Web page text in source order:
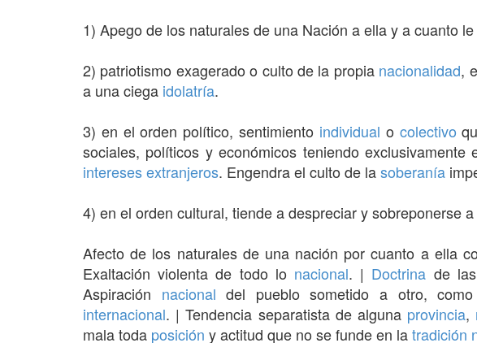
1) Apego de los naturales de una Nación a ella y a cuanto
2) patriotismo exagerado o culto de la propia nacionalidad,
a una ciega idolatría.
3) en el orden político, sentimiento individual o colectivo
sociales, políticos y económicos teniendo exclusivamente
interesesextranjeros. Engendra el culto de lasoberanía
4) en el orden cultural, tiende a despreciar y sobreponerse
Afecto de los naturales de una nación por cuanto a ella
Exaltación violenta de todo lo nacional. | Doctrina de
Aspiración nacional del pueblo sometido a otro, como
internacional. | Tendencia separatista de alguna provincia,
mala toda posición y actitud que no se funde en latradición